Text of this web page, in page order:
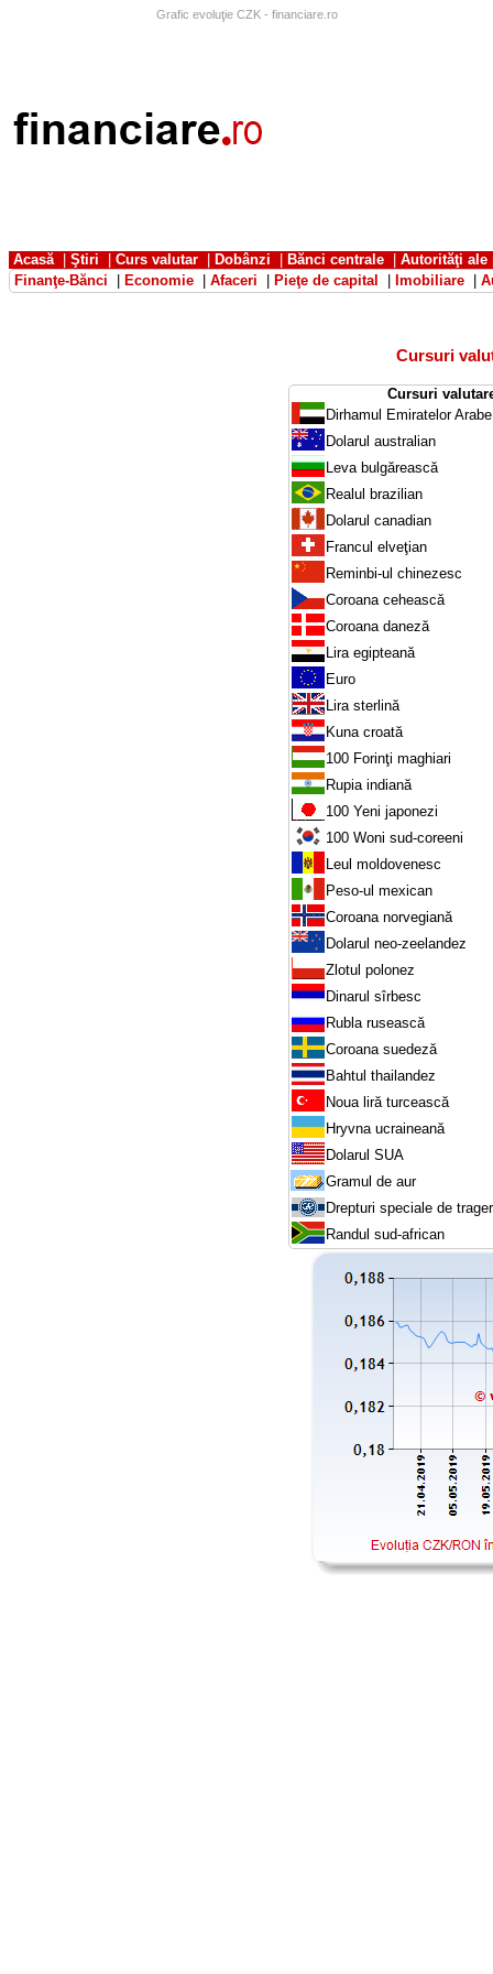
Grafic evoluţie CZK - financiare.ro
Acasă| Ştiri Curs valutar Dobânzi Bănci centrale
Autorităţi ale
Finanţe-Bănci
Economie Afaceri Pieţe de capital Imobiliare
Cursuri
Cursuri
Dirhamul Emiratelor
Dolarul australian
Leva bulgărească
Realul brazilian
Dolarul canadian
Francul elveţian
Reminbi-ul chinezesc
Coroana cehească
Coroana daneză
Lira egipteană
Euro
Lira sterlină
Kuna croată
100 Forinţi maghiari
Rupia indiană
100 Yeni japonezi
100 Woni sud-coreeni
Leul moldovenesc
Peso-ul mexican
Coroana norvegiană
Dolarul neo-zeelandez
Zlotul polonez
Dinarul sîrbesc
Rubla rusească
Coroana suedeză
Bahtul thailandez
Noua liră turcească
Hryvna ucraineană
Dolarul SUA
Gramul de aur
Drepturi speciale de
Randul sud-african